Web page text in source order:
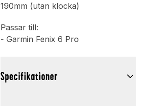
190mm (utan klocka)
Passar till:
- Garmin Fenix 6 Pro
Specifikationer